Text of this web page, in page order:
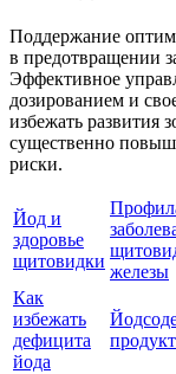
Поддержание
в предотвращении
Эффективное
дозированием и
избежать развития
существенно
риски.
Йод и
здоровье
щитовидки
железы
Как
избежать
дефицита
йода